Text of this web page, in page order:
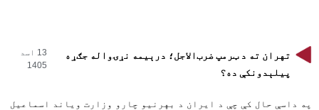
تهران ته د ټرمپ ضرب‌الاجل؛ درېیمه نړۍواله جګړه
پیلېدونکې ده؟
13 اسد
1405
په داسې حال کې چې د ایران د بهرنیو چارو وزارت ویاند اسماعیل